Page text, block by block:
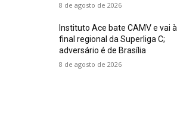
8 de agosto de 2026
Instituto Ace bate CAMV e vai à
final regional da Superliga C;
adversário é de Brasília
8 de agosto de 2026